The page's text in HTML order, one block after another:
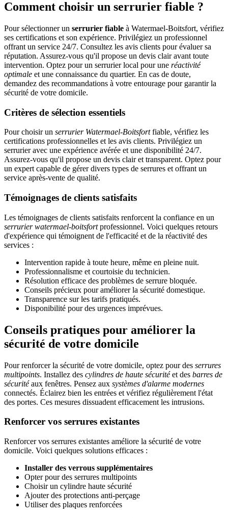
Comment choisir un serrurier fiable ?
Pour sélectionner un serrurier fiable à Watermael-Boitsfort, vérifiez
ses certifications et son expérience. Privilégiez un professionnel
offrant un service 24/7. Consultez les avis clients pour évaluer sa
réputation. Assurez-vous qu'il propose un devis clair avant toute
intervention. Optez pour un serrurier local pour une réactivité
optimale et une connaissance du quartier. En cas de doute,
demandez des recommandations à votre entourage pour garantir la
sécurité de votre domicile.
Critères de sélection essentiels
Pour choisir un serrurier Watermael-Boitsfortfiable, vérifiez les
certifications professionnelles et les avis clients. Privilégiez un
serrurier avec une expérience avérée et une disponibilité 24/7.
Assurez-vous qu'il propose un devis clair et transparent. Optez pour
un expert capable de gérer divers types de serrures et offrant un
service après-vente de qualité.
Témoignages de clients satisfaits
Les témoignages de clients satisfaits renforcent la confiance en un
serrurier watermael-boitsfortprofessionnel. Voici quelques retours
d'expérience qui témoignent de l'efficacité et de la réactivité des
services :
Intervention rapide à toute heure, même en pleine nuit.
Professionnalisme et courtoisie du technicien.
Résolution efficace des problèmes de serrure bloquée.
Conseils précieux pour améliorer la sécurité domestique.
Transparence sur les tarifs pratiqués.
Disponibilité pour des urgences imprévues.
Conseils pratiques pour améliorer la
sécurité de votre domicile
Pour renforcer la sécurité de votre domicile, optez pour des serrures
multipoints. Installez des cylindres de haute sécuritéet des barres de
sécuritéaux fenêtres. Pensez aux systèmes d'alarme modernes
connectés. Éclairez bien les entrées et vérifiez régulièrement l'état
des portes. Ces mesures dissuadent efficacement les intrusions.
Renforcer vos serrures existantes
Renforcer vos serrures existantes améliore la sécurité de votre
domicile. Voici quelques solutions efficaces :
Installer des verrous supplémentaires
Opter pour des serrures multipoints
Choisir un cylindre haute sécurité
Ajouter des protections anti-perçage
Utiliser des plaques renforcées